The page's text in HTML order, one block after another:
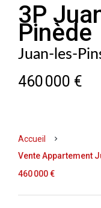
3P
Pinède
Juan-les-
460 000 €
Accueil
Vente Appartement
460 000 €